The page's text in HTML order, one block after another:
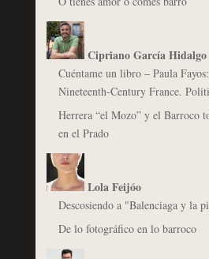
Cipriano García
Cuéntame un libro – Paula
Nineteenth-Century France.
Herrera “el Mozo” y el Barroco
en el Prado
Lola Feijóo
Descosiendo a "Balenciaga y la
De lo fotográfico en lo barroco